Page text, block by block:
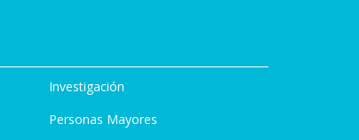
Investigación
Personas Mayores